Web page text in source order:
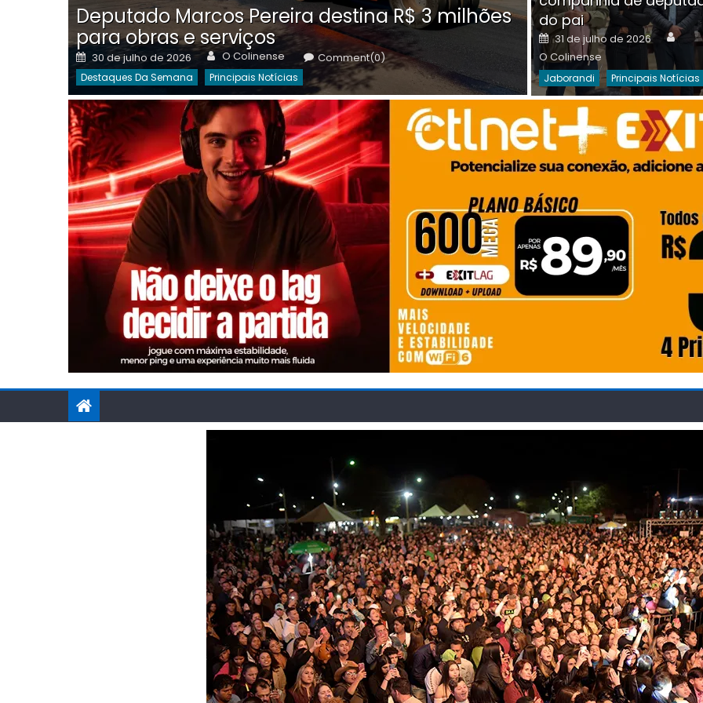
Deputado Marcos Pereira destina R$ 3 milhões
para obras e serviços
Posted
on
30 de julho de 2026 Author
O Colinense Comment(0)
Destaques Da Semana Principais Notícias
on
30 de julho de 2026 O
Destaques Da Semana
do pai
Posted
on
31 de julho de 2026
O Colinense
Jaborandi Principais Notícias